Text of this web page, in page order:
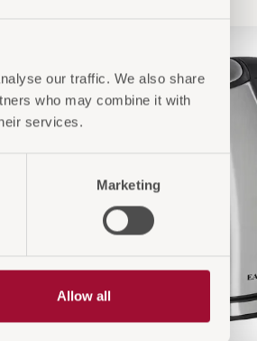
our traffic. We also share
who may combine it with
services.
Marketing
Allow all